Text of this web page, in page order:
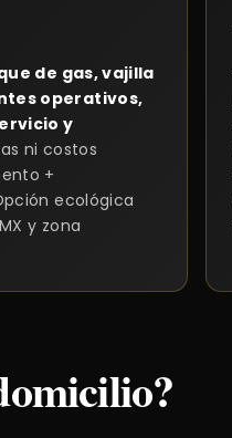
de gas, vajilla
operativos,
y
ni costos
+
ecológica
y zona